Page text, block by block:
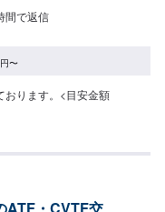
間で返信
円〜
おります。<目安金額
ATF・CVTF交